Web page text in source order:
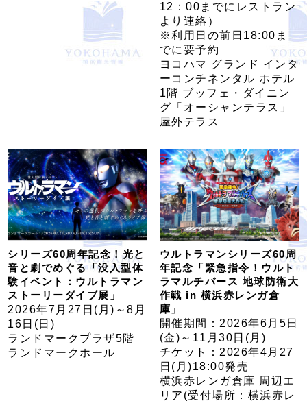
12：00までにレストラン
より連絡）
※利用日の前日18:00ま
でに要予約
ヨコハマ グランド インタ
ーコンチネンタル ホテル
1階 ブッフェ・ダイニン
グ「オーシャンテラス」
屋外テラス
シリーズ60周年記念！光と
音と劇でめぐる「没入型体
験イベント：ウルトラマン
ストーリーダイブ展」
2026年7月27日(月)～8月
16日(日)
ランドマークプラザ5階
ランドマークホール
ウルトラマンシリーズ60周
年記念「緊急指令！ウルト
ラマルチバース 地球防衛大
作戦 in 横浜赤レンガ倉
庫」
開催期間：2026年6月5日
(金)～11月30日(月)
チケット：2026年4月27
日(月)18:00発売
横浜赤レンガ倉庫 周辺エ
リア(受付場所：横浜赤レ